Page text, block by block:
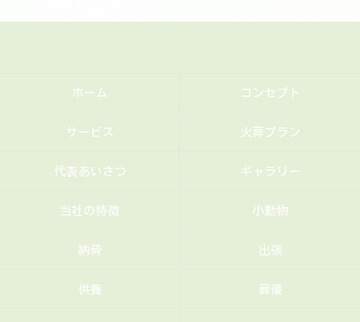
ホーム コンセプト
サービス 火葬プラン
代表あいさつ ギャラリー
当社の特徴 小動物
納骨 出張
供養 葬儀